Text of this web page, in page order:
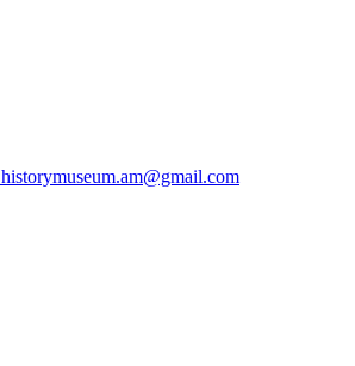
historymuseum.am@gmail.com